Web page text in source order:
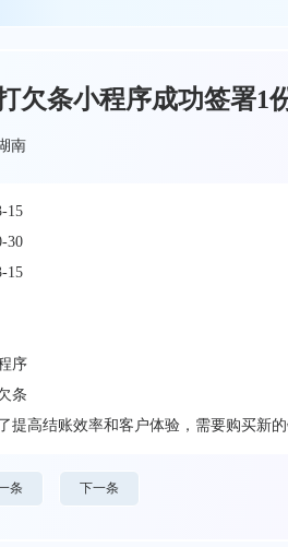
欠条小程序成功签署1
南
15
30
15
序
条
提高结账效率和客户体验，需要购买新的
条 下一条